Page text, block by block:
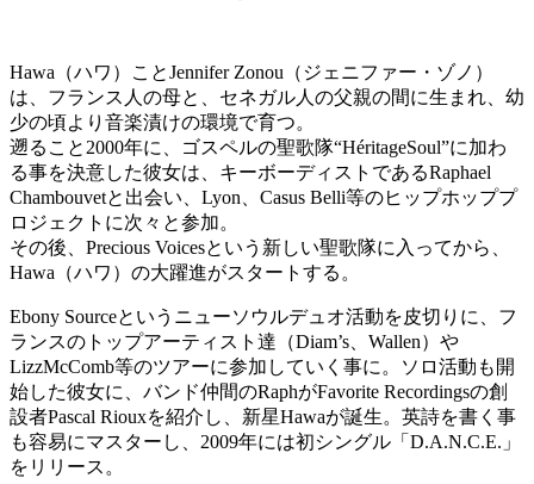
Hawa（ハワ）ことJennifer Zonou（ジェニファー・ゾノ）
は、フランス人の母と、セネガル人の父親の間に生まれ、幼
少の頃より音楽漬けの環境で育つ。
遡ること2000年に、ゴスペルの聖歌隊“HéritageSoul”に加わ
る事を決意した彼女は、キーボーディストであるRaphael
Chambouvetと出会い、Lyon、Casus Belli等のヒップホッププ
ロジェクトに次々と参加。
その後、Precious Voicesという新しい聖歌隊に入ってから、
Hawa（ハワ）の大躍進がスタートする。
Ebony Sourceというニューソウルデュオ活動を皮切りに、フ
ランスのトップアーティスト達（Diam’s、Wallen）や
LizzMcComb等のツアーに参加していく事に。ソロ活動も開
始した彼女に、バンド仲間のRaphがFavorite Recordingsの創
設者Pascal Riouxを紹介し、新星Hawaが誕生。英詩を書く事
も容易にマスターし、2009年には初シングル「D.A.N.C.E.」
をリリース。